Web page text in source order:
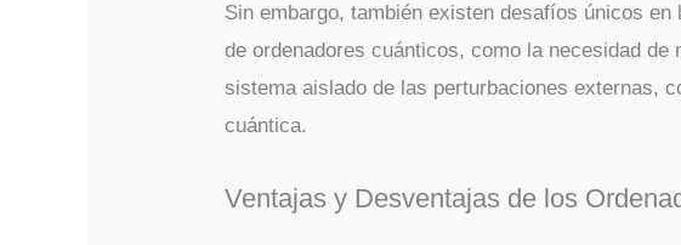
Sin embargo, también existen desafíos únicos
de ordenadores cuánticos, como la necesidad de
sistema aislado de las perturbaciones externas,
cuántica.
Ventajas y Desventajas de los